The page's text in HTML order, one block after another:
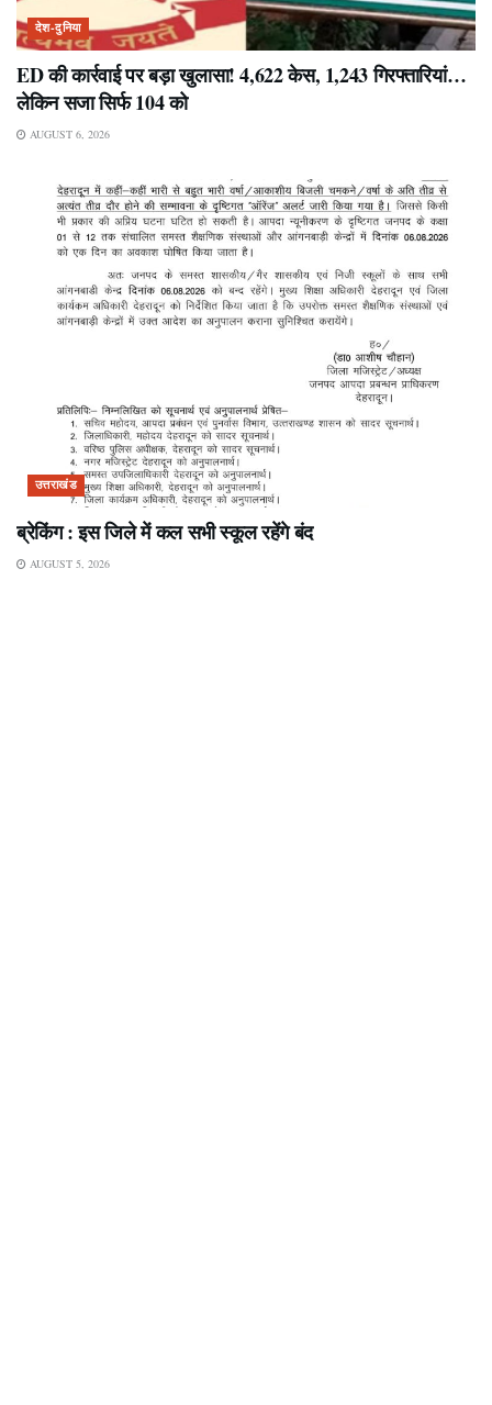
देश-दुनिया
ED की कार्रवाई पर बड़ा खुलासा! 4,622 केस, 1,243 गिरफ्तारियां…
लेकिन सजा सिर्फ 104 को
AUGUST 6, 2026
उत्तराखंड
ब्रेकिंग : इस जिले में कल सभी स्कूल रहेंगे बंद
AUGUST 5, 2026